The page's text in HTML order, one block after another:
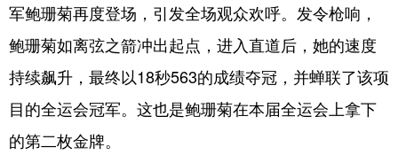
军鲍珊菊再度登场，引发全场观众欢呼。发令枪响，
鲍珊菊如离弦之箭冲出起点，进入直道后，她的速度
持续飙升，最终以18秒563的成绩夺冠，并蝉联了该项
目的全运会冠军。这也是鲍珊菊在本届全运会上拿下
的第二枚金牌。